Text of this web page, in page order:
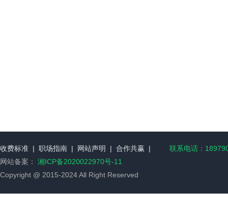
收费标准 | 职场指南 | 网站声明 | 合作共赢 |
联系电话：
网站备案： 湘ICP备2020022970号-11
Copyright @ 2015-2024 All Right Reserved